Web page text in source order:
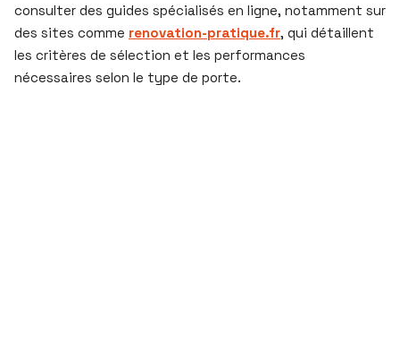
consulter des guides spécialisés en ligne, notamment sur
des sites comme renovation-pratique.fr, qui détaillent
les critères de sélection et les performances
nécessaires selon le type de porte.